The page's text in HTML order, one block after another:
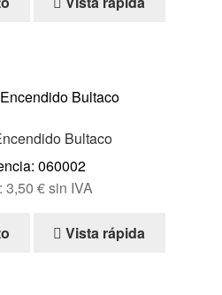
Bultaco
060002
3,50 €sin IVA
Vista rápida